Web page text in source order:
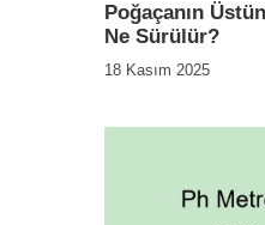
Poğaçanın
Ne Sürülür?
18 Kasım 2025